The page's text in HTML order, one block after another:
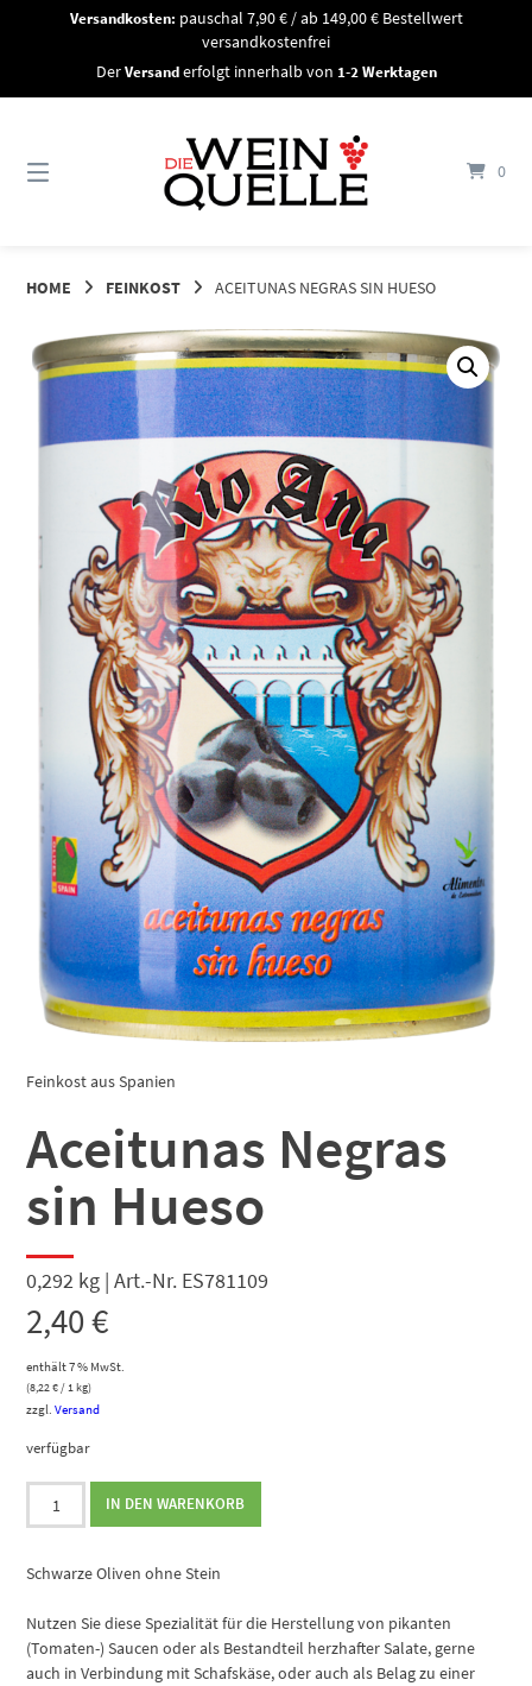
Versandkosten: pauschal 7,90 € / ab 149,00 € Bestellwert
versandkostenfrei
DerVersanderfolgt innerhalb von 1-2 Werktagen
0
HOME FEINKOST ACEITUNAS NEGRAS SIN HUESO
Feinkost aus Spanien
Aceitunas Negras
sin Hueso
0,292 kg | Art.-Nr. ES781109
2,40€
enthält 7 % MwSt.
(8,22€/ 1 kg)
zzgl.Versand
verfügbar
Aceitunas
Negras
Hueso
IN DEN WARENKORB
Schwarze Oliven ohne Stein
Nutzen Sie diese Spezialität für die Herstellung von pikanten
(Tomaten-) Saucen oder als Bestandteil herzhafter Salate, gerne
auch in Verbindung mit Schafskäse, oder auch als Belag zu einer